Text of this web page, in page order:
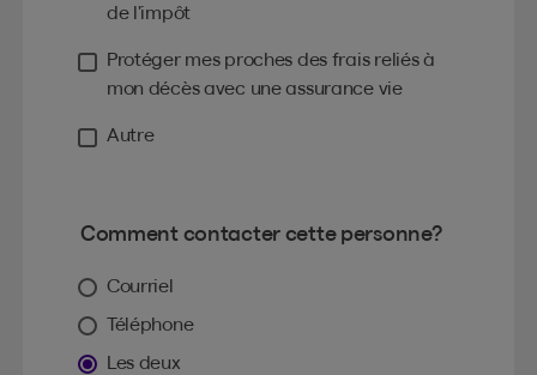
de l’impôt
Protéger mes proches des frais reliés à
mon décès avec une assurance vie
Autre
Comment contacter cette personne?
Courriel
Téléphone
Les deux